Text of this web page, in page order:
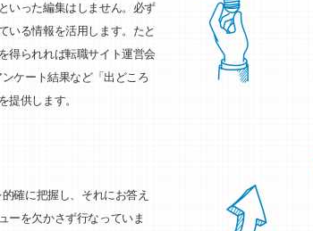
いった編集はしません。必ず
いる情報を活用します。たと
得られれば転職サイト運営会
ケート結果など「出どころ
提供します。
確に把握し、それにお答え
ーを欠かさず行なっていま